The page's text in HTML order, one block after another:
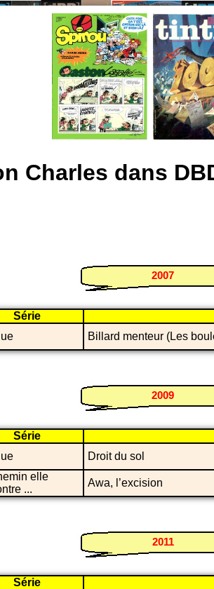
Charles dans
2007
Série
Billard menteur (Les
2009
Série
Droit du sol
elle
...
Awa, l’excision
2011
Série